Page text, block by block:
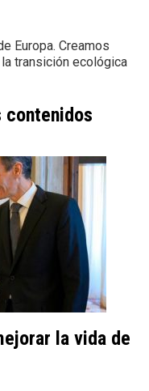
Europa. Creamos
transición ecológica
contenidos
la vida de